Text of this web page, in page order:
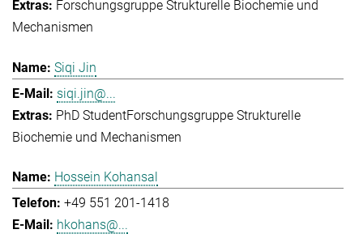
Forschungsgruppe Strukturelle Biochemie und
Mechanismen
Siqi Jin
siqi.jin@...
PhD StudentForschungsgruppe Strukturelle
Biochemie und Mechanismen
Hossein Kohansal
+49 551 201-1418
hkohans@...